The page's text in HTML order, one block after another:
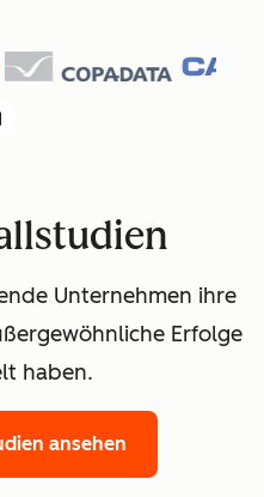
Unternehmen ihre
Erfolge
haben.
ansehen